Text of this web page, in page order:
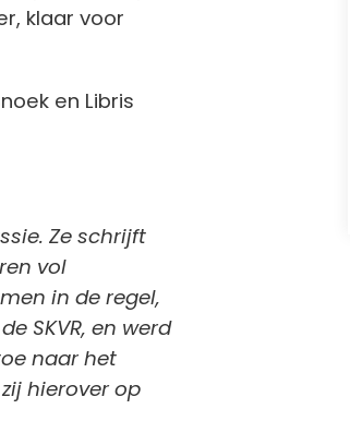
klaar voor
en Libris
Ze schrijft
vol
in de regel,
SKVR, en werd
naar het
hierover op